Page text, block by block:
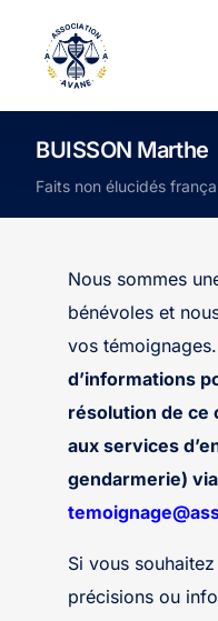
BUISSON Marthe
Faits non élucidés
Nous sommes
bénévoles et
vos témoignages.
d’informations
résolution de ce
aux services
gendarmerie)
Si vous
précisions ou